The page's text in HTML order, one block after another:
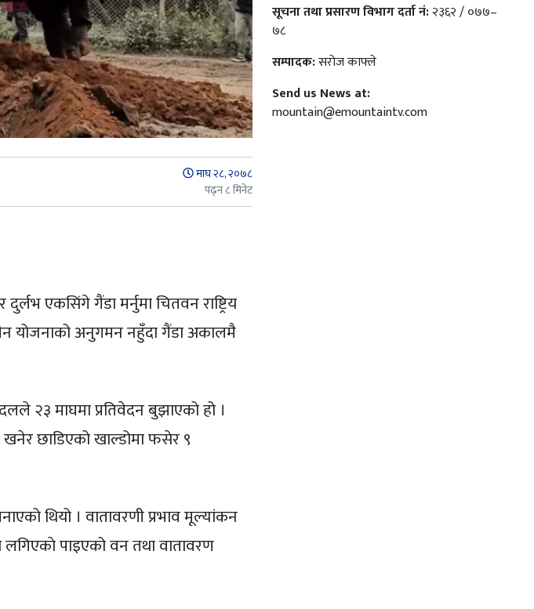
माघ २८, २०७८
पढ्न ८ मिनेट
एकसिंगे गैंडा मर्नुमा चितवन राष्ट्रिय
योजनाको अनुगमन नहुँदा गैंडा अकालमै
२३ माघमा प्रतिवेदन बुझाएको हो ।
खनेर छाडिएको खाल्डोमा फसेर ९
थियो । वातावरणी प्रभाव मूल्यांकन
पाइएको वन तथा वातावरण
सूचना तथा प्रसारण विभाग दर्ता नं:२३६२ / ०७७–
७८
सम्पादक:सरोज काफ्ले
Send us News at:
mountain@emountaintv.com